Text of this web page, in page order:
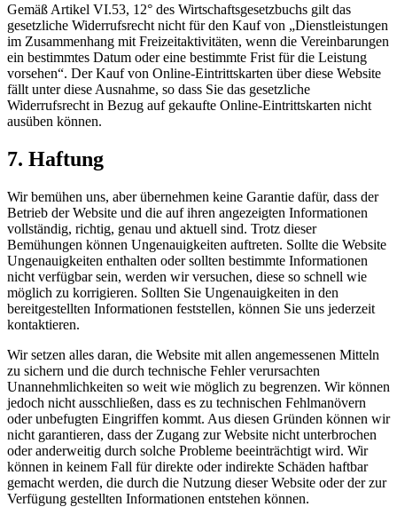
Gemäß Artikel VI.53, 12° des Wirtschaftsgesetzbuchs gilt das
gesetzliche Widerrufsrecht nicht für den Kauf von „Dienstleistungen
im Zusammenhang mit Freizeitaktivitäten, wenn die Vereinbarungen
ein bestimmtes Datum oder eine bestimmte Frist für die Leistung
vorsehen“. Der Kauf von Online-Eintrittskarten über diese Website
fällt unter diese Ausnahme, so dass Sie das gesetzliche
Widerrufsrecht in Bezug auf gekaufte Online-Eintrittskarten nicht
ausüben können.
7. Haftung
Wir bemühen uns, aber übernehmen keine Garantie dafür, dass der
Betrieb der Website und die auf ihren angezeigten Informationen
vollständig, richtig, genau und aktuell sind. Trotz dieser
Bemühungen können Ungenauigkeiten auftreten. Sollte die Website
Ungenauigkeiten enthalten oder sollten bestimmte Informationen
nicht verfügbar sein, werden wir versuchen, diese so schnell wie
möglich zu korrigieren. Sollten Sie Ungenauigkeiten in den
bereitgestellten Informationen feststellen, können Sie uns jederzeit
kontaktieren.
Wir setzen alles daran, die Website mit allen angemessenen Mitteln
zu sichern und die durch technische Fehler verursachten
Unannehmlichkeiten so weit wie möglich zu begrenzen. Wir können
jedoch nicht ausschließen, dass es zu technischen Fehlmanövern
oder unbefugten Eingriffen kommt. Aus diesen Gründen können wir
nicht garantieren, dass der Zugang zur Website nicht unterbrochen
oder anderweitig durch solche Probleme beeinträchtigt wird. Wir
können in keinem Fall für direkte oder indirekte Schäden haftbar
gemacht werden, die durch die Nutzung dieser Website oder der zur
Verfügung gestellten Informationen entstehen können.